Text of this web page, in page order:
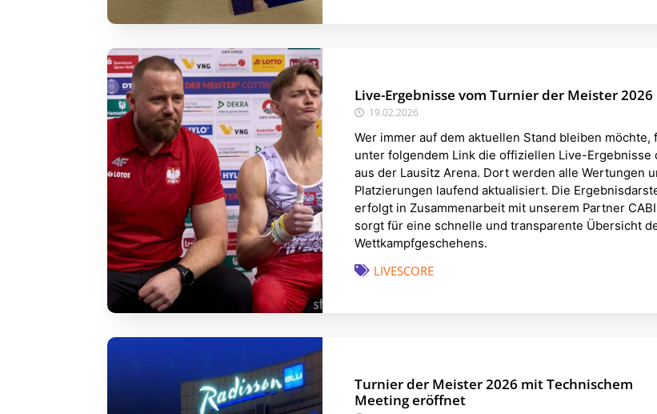
Live-Ergebnisse vom Turnier der Meister 2026
19.02.2026
Wer immer auf dem aktuellen Stand bleiben möchte,
unter folgendem Link die offiziellen Live-Ergebnisse
aus der Lausitz Arena. Dort werden alle Wertungen
Platzierungen laufend aktualisiert. Die
erfolgt in Zusammenarbeit mit unserem Partner
sorgt für eine schnelle und transparente Übersicht
Wettkampfgeschehens.
LIVESCORE
Turnier der Meister 2026 mit Technischem
Meeting eröffnet